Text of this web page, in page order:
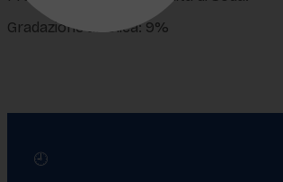
Gradazione alcolica: 9%
🕘